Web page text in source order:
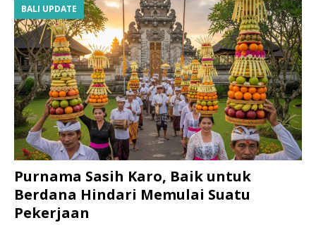
BALI UPDATE
Purnama Sasih Karo, Baik untuk
Berdana Hindari Memulai Suatu
Pekerjaan